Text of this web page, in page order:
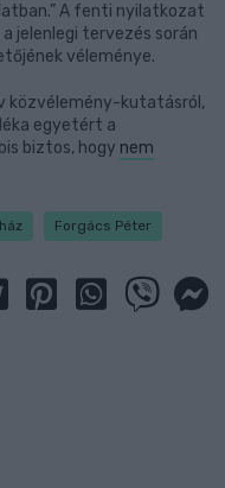
A fenti nyilatkozat
jelenlegi tervezés során
véleménye.
közvélemény-kutatásról,
egyetért a
biztos, hogy nem
Forgács Péter